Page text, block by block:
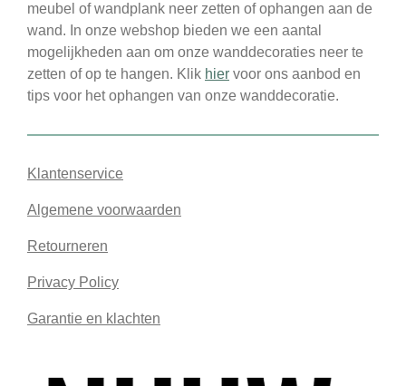
meubel of wandplank neer zetten of ophangen aan de
wand. In onze webshop bieden we een aantal
mogelijkheden aan om onze wanddecoraties neer te
zetten of op te hangen. Klik hier voor ons aanbod en
tips voor het ophangen van onze wanddecoratie.
Klantenservice
Algemene voorwaarden
Retourneren
Privacy Policy
Garantie en klachten